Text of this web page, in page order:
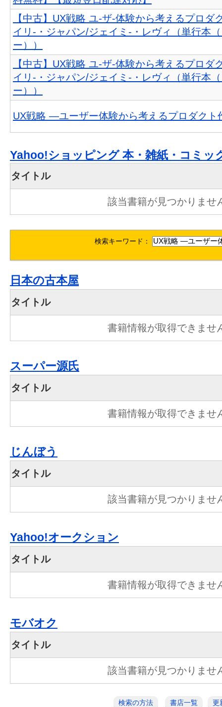
【中古】UX戦略 ユ-ザ-体験から考えるプロダ
イリ-・ジャパン/ジェイミ-・レヴィ（単行本
ー））
【中古】UX戦略 ユ-ザ-体験から考えるプロダ
イリ-・ジャパン/ジェイミ-・レヴィ（単行本
ー））
UX戦略 ―ユーザー体験から考えるプロダクト
Yahoo!ショッピング 本・雑紙・コミッ
タイトル
該当書籍が見つかりませ
検索キーワード：
日本の古本屋
タイトル
書籍情報が取得できませ
スーパー源氏
タイトル
書籍情報が取得できませ
じんぼう
タイトル
該当書籍が見つかりませ
Yahoo!オークション
タイトル
書籍情報が取得できませ
モバオク
タイトル
該当書籍が見つかりませ
検索の方法 書店一覧 更